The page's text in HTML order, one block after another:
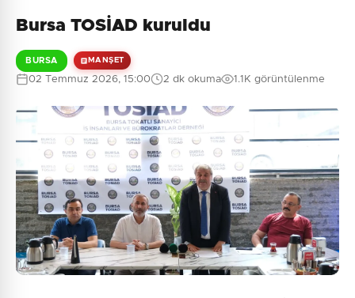
Bursa TOSİAD kuruldu
BURSA MANŞET
02 Temmuz 2026, 15:00 2 dk okuma 1.1K görüntülenme